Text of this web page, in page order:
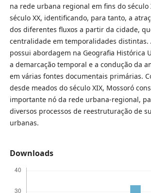
na rede urbana regional em fins do século
século XX, identificando, para tanto, a
dos diferentes fluxos a partir da cidade,
centralidade em temporalidades distintas.
possui abordagem na Geografia Histórica
a demarcação temporal e a condução da
em várias fontes documentais primárias.
desde meados do século XIX, Mossoró
importante nó da rede urbana-regional,
diversos processos de reestruturação de
urbanas.
Downloads